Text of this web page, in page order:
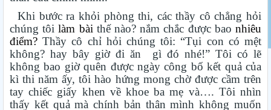
Khi bước ra khỏi phòng thi, các thầy cô chẳng hỏi
chúng tôilàm bài thế nào? nắm chắc được baonhiêu
điểm?Thầy cô chỉ hỏi chúng tôi: “Tụi con có mệt
không? hay bây giờ đi ăn gì đó nhé!” Tôi có lẽ
không bao giờ quên được ngày công bố kết quả của
kì thi năm ấy, tôi hào hứng mong chờ được cầm trên
tay chiếc giấy khen về khoe ba mẹ và…. Tôi nhìn
thấy kết quả mà chính bản thân mình không muốn